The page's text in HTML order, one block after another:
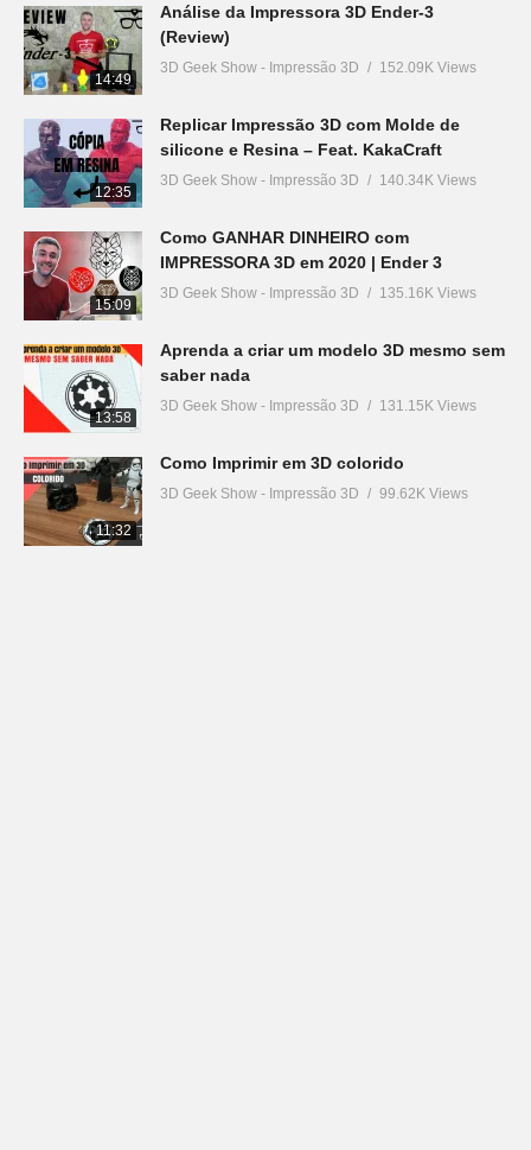
14:49
Análise da Impressora 3D Ender-3
(Review)
3D Geek Show - Impressão 3D 152.09K Views
12:35
Replicar Impressão 3D com Molde de
silicone e Resina – Feat. KakaCraft
3D Geek Show - Impressão 3D 140.34K Views
15:09
Como GANHAR DINHEIRO com
IMPRESSORA 3D em 2020 | Ender 3
3D Geek Show - Impressão 3D 135.16K Views
13:58
Aprenda a criar um modelo 3D mesmo sem
saber nada
3D Geek Show - Impressão 3D 131.15K Views
11:32
Como Imprimir em 3D colorido
3D Geek Show - Impressão 3D 99.62K Views